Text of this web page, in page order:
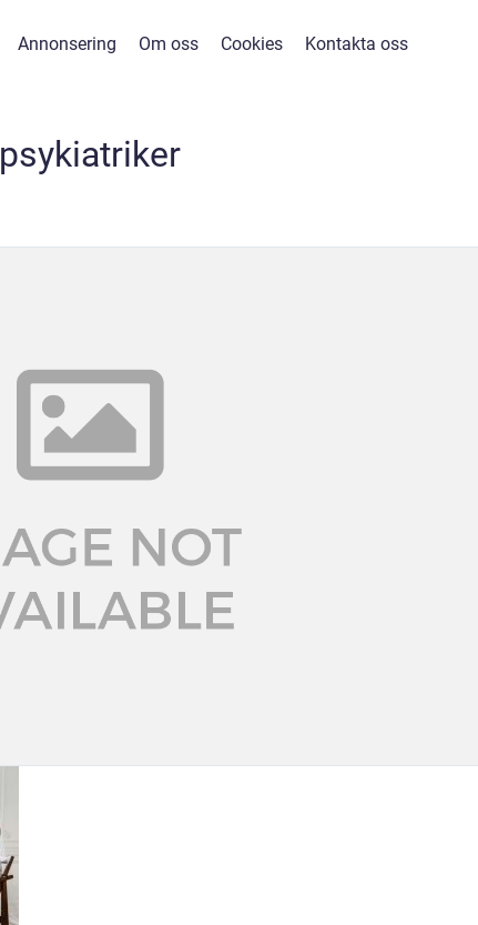
Annonsering Om oss Cookies Kontakta oss
psykiatriker